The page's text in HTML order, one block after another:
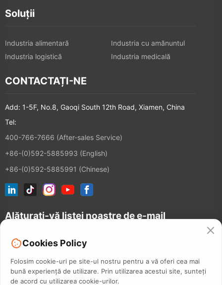
Soluții
Industria alimentară
Industria cu amănuntul
Industria logistică
Industria medicală
CONTACTAȚI-NE
Add: 1-5F, No.8, Gaoqi South 12th Road, Xiamen, China
Tel:
400-766-7666 (After-sales Service)
+86-(0)592-5885993 (English)
+86-(0)592-5885991 (Chinese)
Alăturați-vă listei noastre de e-mail
Cookies Policy
Folosim cookie-uri pe site-ul nostru pentru a vă oferi cea mai
bună experiență de utilizare. Prin utilizarea acestui site, sunteți
de acord cu utilizarea cookie-urilor.